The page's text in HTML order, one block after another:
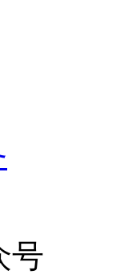
号